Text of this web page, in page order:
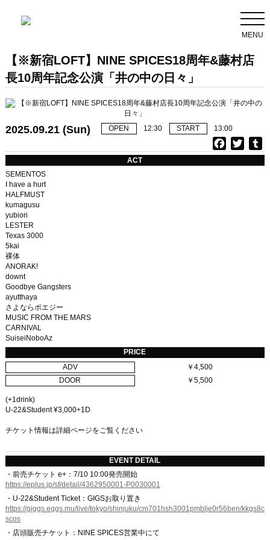
MENU
【※新宿LOFT】NINE SPICES18周年&藤村店
長10周年記念公演「井の中の日々」
2025.09.21 (Sun) OPEN 12:30 START 13:00
a
w
u
ACT
SEMENTOS
I have a hurt
HALFMUST
kumagusu
yubiori
LESTER
Texas 3000
5kai
裸体
ANORAK!
downt
Goodbye Gangsters
ayutthaya
さよならポエジー
MUSIC FROM THE MARS
CARNIVAL
SuiseiNoboAz
PRICE
ADV
￥4,500
DOOR
￥5,500
(+1drink)
U-22&Student ¥3,000+1D
チケット情報は詳細ページをご覧ください
EVENT DETAIL
・前売チケット e+：7/10 10:00発売開始
https://eplus.jp/sf/detail/4362950001-P0030001
・U-22&Student Ticket：GIGSお取り置き
https://giggs.eggs.mu/live/tokyo/shinjuku/cm701hsh3001pmblje0r56ben/kkgs8c
scos
・店頭販売チケット：NINE SPICES営業中にて